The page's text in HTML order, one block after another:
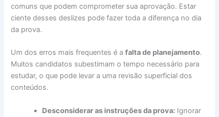
comuns que podem comprometer sua aprovação. Estar
ciente desses deslizes pode fazer toda a diferença no dia
da prova.
Um dos erros mais frequentes é afalta de planejamento.
Muitos candidatos subestimam o tempo necessário para
estudar, o que pode levar a uma revisão superficial dos
conteúdos.
Desconsiderar as instruções da prova: Ignorar